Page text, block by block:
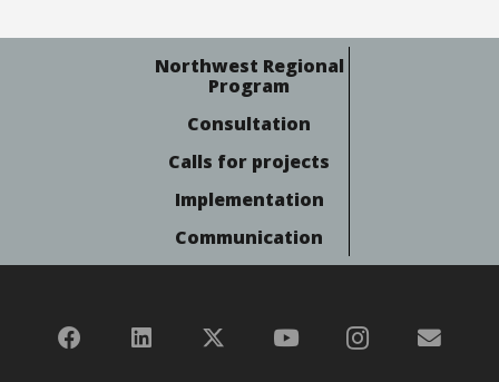
Northwest Regional
Program
Consultation
Calls for projects
Implementation
Communication